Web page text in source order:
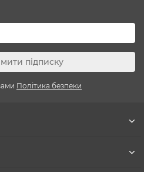
підписку
Політика безпеки